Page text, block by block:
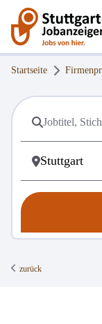
Startseite
zurück